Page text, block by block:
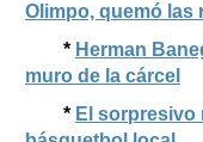
Olimpo, quemó las
* Herman
muro de la cárcel
* El sorpresivo